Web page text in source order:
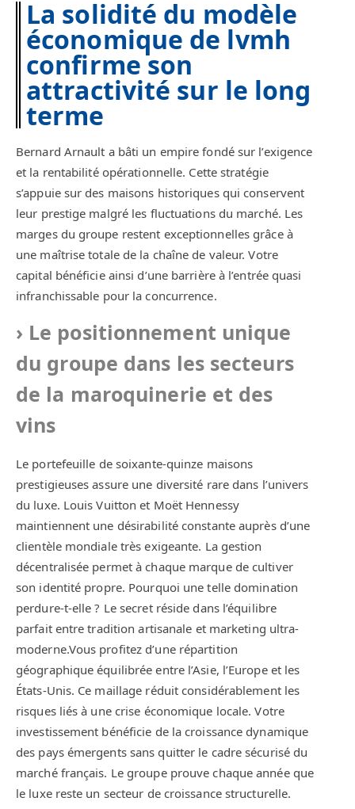
La solidité du modèle
économique de lvmh
confirme son
attractivité sur le long
terme
Bernard Arnault a bâti un empire fondé sur l’exigence
et la rentabilité opérationnelle. Cette stratégie
s’appuie sur des maisons historiques qui conservent
leur prestige malgré les fluctuations du marché. Les
marges du groupe restent exceptionnelles grâce à
une maîtrise totale de la chaîne de valeur. Votre
capital bénéficie ainsi d’une barrière à l’entrée quasi
infranchissable pour la concurrence.
Le positionnement unique
du groupe dans les secteurs
de la maroquinerie et des
vins
Le portefeuille de soixante-quinze maisons
prestigieuses assure une diversité rare dans l’univers
du luxe. Louis Vuitton et Moët Hennessy
maintiennent une désirabilité constante auprès d’une
clientèle mondiale très exigeante. La gestion
décentralisée permet à chaque marque de cultiver
son identité propre. Pourquoi une telle domination
perdure-t-elle ? Le secret réside dans l’équilibre
parfait entre tradition artisanale et marketing ultra-
moderne.Vous profitez d’une répartition
géographique équilibrée entre l’Asie, l’Europe et les
États-Unis. Ce maillage réduit considérablement les
risques liés à une crise économique locale. Votre
investissement bénéficie de la croissance dynamique
des pays émergents sans quitter le cadre sécurisé du
marché français. Le groupe prouve chaque année que
le luxe reste un secteur de croissance structurelle.